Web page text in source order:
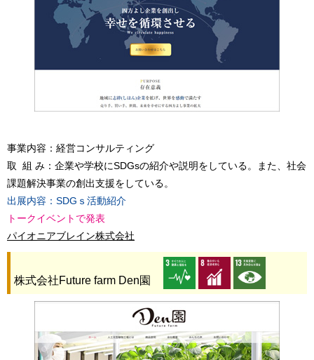
事業内容：経営コンサルティング
取 組 み：企業や学校にSDGsの紹介や説明をしている。また、社会
課題解決事業の創出支援をしている。
出展内容：SDGｓ活動紹介
トークイベントで発表
パイオニアブレイン株式会社
株式会社Future farm Den園